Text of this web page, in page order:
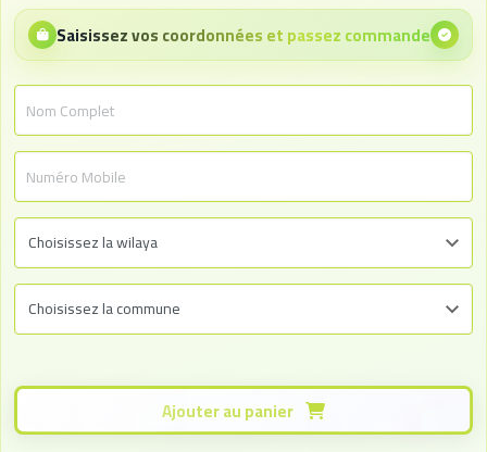
Saisissez vos coordonnées et passez commande